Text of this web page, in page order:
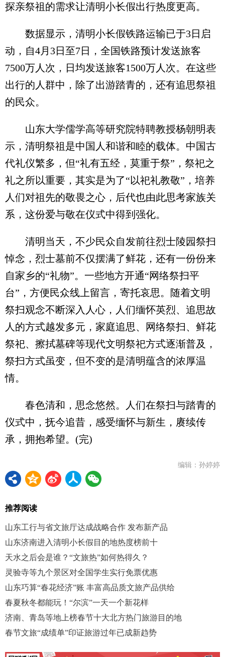
探亲祭祖的需求让清明小长假出行热度更高。
数据显示，清明小长假铁路运输已于3日启
动，自4月3日至7日，全国铁路预计发送旅客
7500万人次，日均发送旅客1500万人次。在这些
出行的人群中，除了出游踏青的，还有追思祭祖
的民众。
山东大学儒学高等研究院特聘教授杨朝明表
示，清明祭祖是中国人和谐和睦的载体。中国古
代礼仪繁多，但“礼有五经，莫重于祭”，祭祀之
礼之所以重要，其实是为了“以祀礼教敬”，培养
人们对祖先的敬畏之心，后代也由此思考家族关
系，这份爱与敬在仪式中得到强化。
清明当天，不少民众自发前往烈士陵园祭扫
悼念，烈士墓前不仅摆满了鲜花，还有一份份来
自家乡的“礼物”。一些地方开通“网络祭扫平
台”，方便民众线上留言，寄托哀思。随着文明
祭扫观念不断深入人心，人们缅怀英烈、追思故
人的方式越发多元，家庭追思、网络祭扫、鲜花
祭祀、擦拭墓碑等现代文明祭祀方式逐渐普及，
祭扫方式虽变，但不变的是清明蕴含的浓厚温
情。
春色清和，思念悠然。人们在祭扫与踏青的
仪式中，抚今追昔，感受缅怀与新生，赓续传
承，拥抱希望。(完)
编辑：孙婷婷
推荐阅读
山东工行与省文旅厅达成战略合作 发布新产品
山东济南进入清明小长假目的地热度榜前十
天水之后会是谁？“文旅热”如何热得久？
灵验寺等九个景区对全国学生实行免票优惠
山东巧算“春花经济”账 丰富高品质文旅产品供给
春夏秋冬都能玩！“尔滨”一天一个新花样
济南、青岛等地上榜春节十大北方热门旅游目的地
春节文旅“成绩单”印证旅游过年已成新趋势